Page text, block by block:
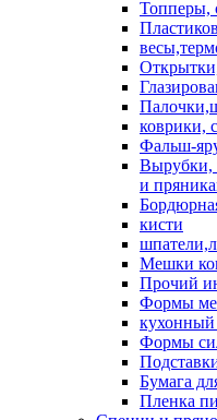
Топперы,
коврики,
Фальш-
Вырубки,
и
кисти
Мешки
Прочий
Формы
кухонный
Формы
Бумага
Пленка